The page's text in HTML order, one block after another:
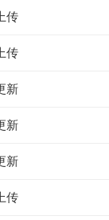
传
传
新
新
新
传